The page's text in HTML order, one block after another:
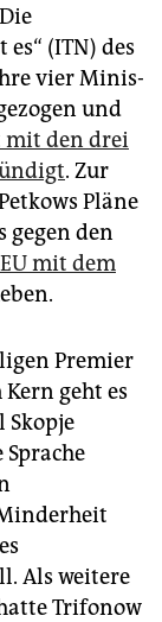
(ITN) des
vier Mi­nis­
und
mit den drei
. Zur
Pläne
gegen den
mit dem
Premier
geht es
Skopje
Als weitere
Trifonow